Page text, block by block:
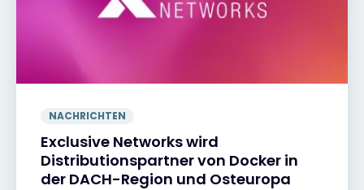
NACHRICHTEN
Exclusive Networks wird
Distributionspartner von Docker in
der DACH-Region und Osteuropa